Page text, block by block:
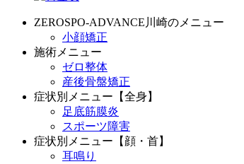
ZEROSPO-ADVANCE川崎のメニュー
小顔矯正
施術メニュー
ゼロ整体
産後骨盤矯正
症状別メニュー【全身】
足底筋膜炎
スポーツ障害
症状別メニュー【顔・首】
耳鳴り